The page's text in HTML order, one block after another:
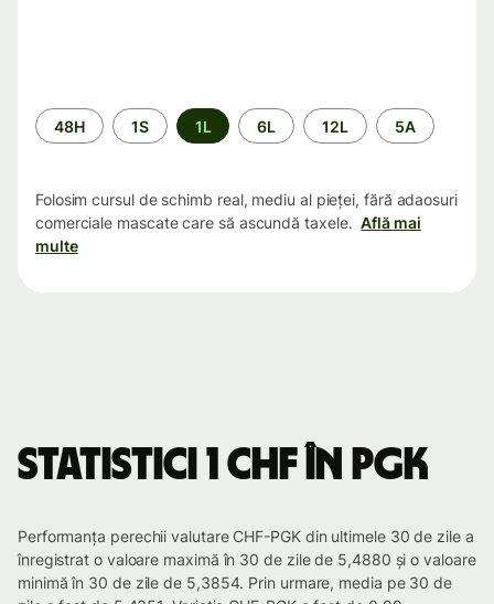
Perioada
48H 1S 1L 6L 12L 5A
Folosim cursul de schimb real, mediu al pieței, fără adaosuri
comerciale mascate care să ascundă taxele. Află mai
multe
Statistici 1 CHF în PGK
Performanța perechii valutare CHF-PGK din ultimele 30 de zile a
înregistrat o valoare maximă în 30 de zile de 5,4880 și o valoare
minimă în 30 de zile de 5,3854. Prin urmare, media pe 30 de